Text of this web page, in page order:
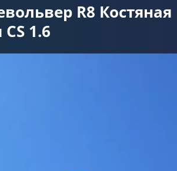
R8 Костяная
1.6